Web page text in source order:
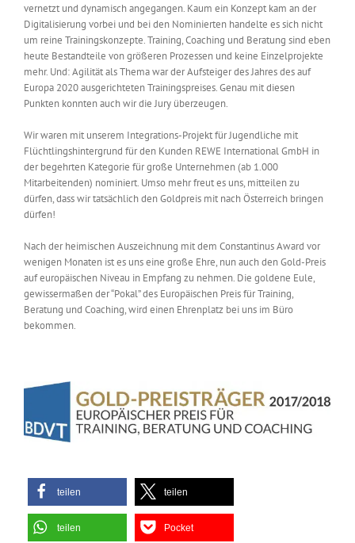
vernetzt und dynamisch angegangen. Kaum ein Konzept kam an der
Digitalisierung vorbei und bei den Nominierten handelte es sich nicht
um reine Trainingskonzepte. Training, Coaching und Beratung sind eben
heute Bestandteile von größeren Prozessen und keine Einzelprojekte
mehr. Und: Agilität als Thema war der Aufsteiger des Jahres des auf
Europa 2020 ausgerichteten Trainingspreises. Genau mit diesen
Punkten konnten auch wir die Jury überzeugen.
Wir waren mit unserem Integrations-Projekt für Jugendliche mit
Flüchtlingshintergrund für den Kunden REWE International GmbH in
der begehrten Kategorie für große Unternehmen (ab 1.000
Mitarbeitenden) nominiert. Umso mehr freut es uns, mitteilen zu
dürfen, dass wir tatsächlich den Goldpreis mit nach Österreich bringen
dürfen!
Nach der heimischen Auszeichnung mit dem Constantinus Award vor
wenigen Monaten ist es uns eine große Ehre, nun auch den Gold-Preis
auf europäischen Niveau in Empfang zu nehmen. Die goldene Eule,
gewissermaßen der “Pokal” des Europäischen Preis für Training,
Beratung und Coaching, wird einen Ehrenplatz bei uns im Büro
bekommen.
teilen teilen
teilen Pocket